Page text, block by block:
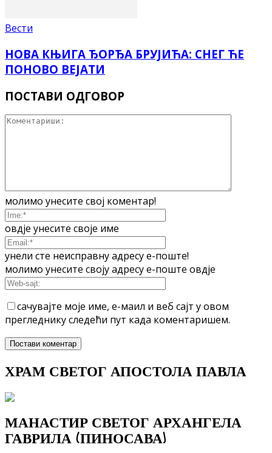
Вести
НОВА КЊИГА ЂОРЂА БРУЈИЋА: СНЕГ ЋЕ
ПОНОВО ВЕЈАТИ
ПОСТАВИ ОДГОВОР
молимо унесите свој коментар!
овдје унесите своје име
унели сте неисправну адресу е-поште!
молимо унесите своју адресу е-поште овдје
сачувајте моје име, е-маил и веб сајт у овом
прегледнику следећи пут када коментаришем.
ХРАМ СВЕТОГ АПОСТОЛА ПАВЛА
МАНАСТИР СВЕТОГ АРХАНГЕЛА
ГАВРИЛА (ПИНОСАВА)